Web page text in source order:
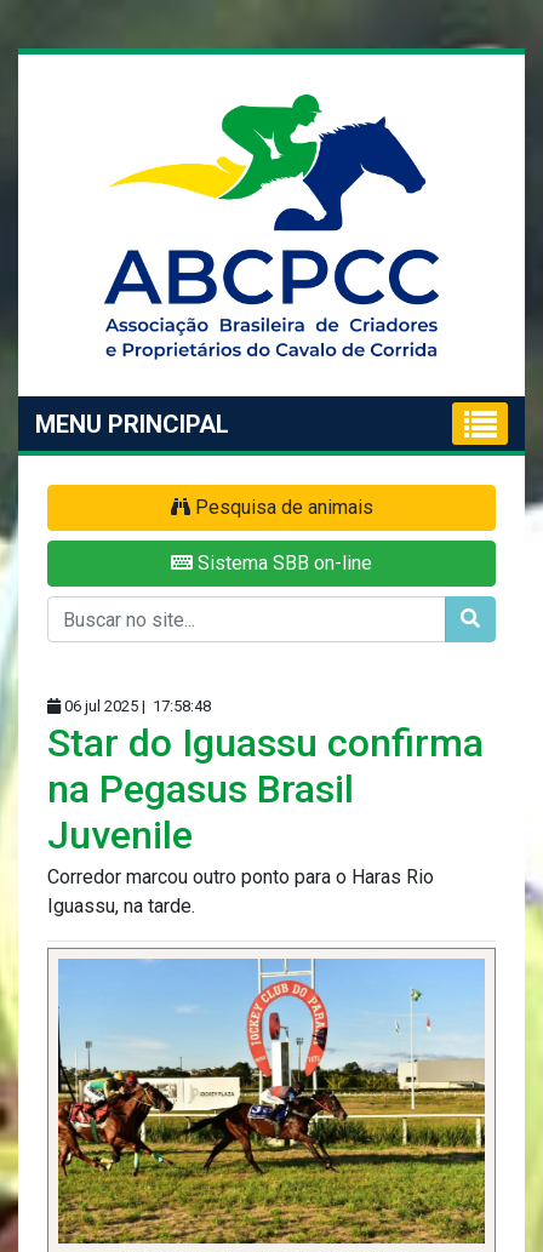
MENU PRINCIPAL
Pesquisa de animais
Sistema SBB on-line
06 jul 2025 | 17:58:48
Star do Iguassu confirma
na Pegasus Brasil
Juvenile
Corredor marcou outro ponto para o Haras Rio
Iguassu, na tarde.